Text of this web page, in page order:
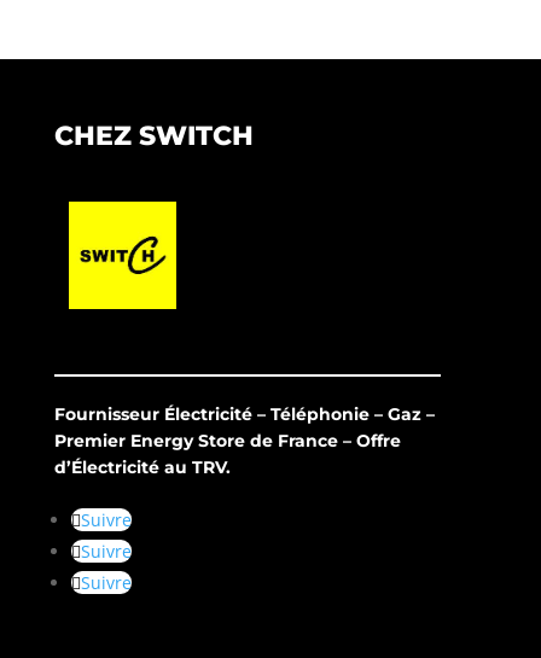
CHEZ SWITCH
Fournisseur Électricité – Téléphonie – Gaz –
Premier Energy Store de France – Offre
d’Électricité au TRV.
Suivre
Suivre
Suivre